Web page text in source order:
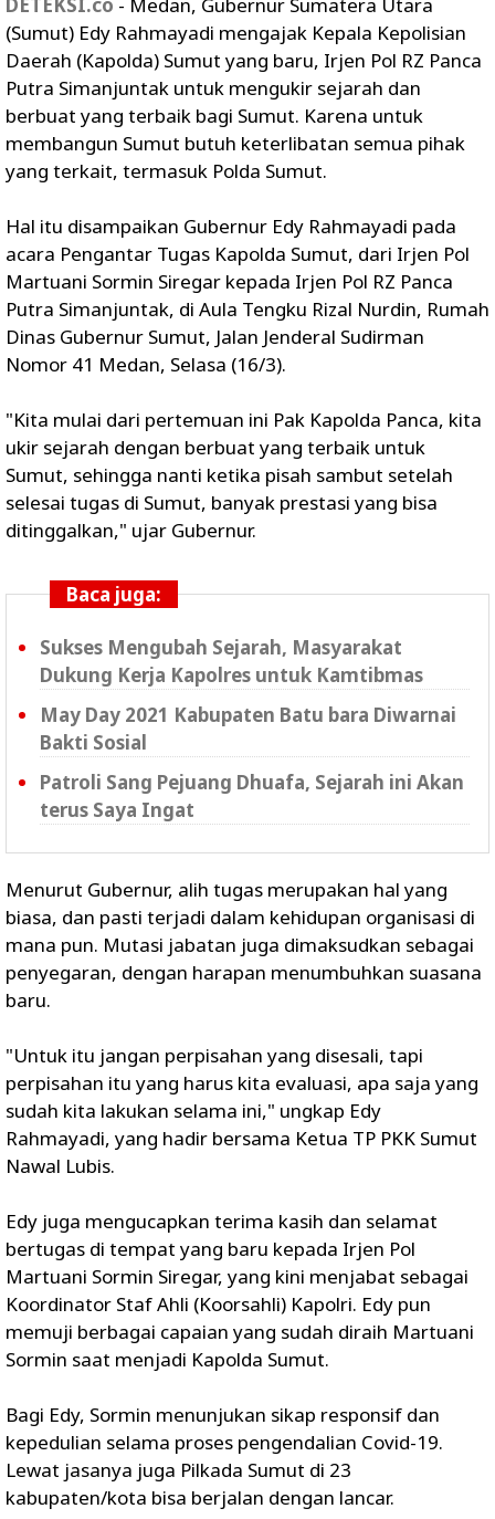
(Sumut) Edy Rahmayadi mengajak Kepala Kepolisian
Daerah (Kapolda) Sumut yang baru, Irjen Pol RZ Panca
Putra Simanjuntak untuk mengukir sejarah dan
berbuat yang terbaik bagi Sumut. Karena untuk
membangun Sumut butuh keterlibatan semua pihak
yang terkait, termasuk Polda Sumut.
Hal itu disampaikan Gubernur Edy Rahmayadi pada
acara Pengantar Tugas Kapolda Sumut, dari Irjen Pol
Martuani Sormin Siregar kepada Irjen Pol RZ Panca
Putra Simanjuntak, di Aula Tengku Rizal Nurdin, Rumah
Dinas Gubernur Sumut, Jalan Jenderal Sudirman
Nomor 41 Medan, Selasa (16/3).
"Kita mulai dari pertemuan ini Pak Kapolda Panca, kita
ukir sejarah dengan berbuat yang terbaik untuk
Sumut, sehingga nanti ketika pisah sambut setelah
selesai tugas di Sumut, banyak prestasi yang bisa
ditinggalkan," ujar Gubernur.
Baca juga:
Sukses Mengubah Sejarah, Masyarakat
Dukung Kerja Kapolres untuk Kamtibmas
May Day 2021 Kabupaten Batu bara Diwarnai
Bakti Sosial
Patroli Sang Pejuang Dhuafa, Sejarah ini Akan
terus Saya Ingat
Menurut Gubernur, alih tugas merupakan hal yang
biasa, dan pasti terjadi dalam kehidupan organisasi di
mana pun. Mutasi jabatan juga dimaksudkan sebagai
penyegaran, dengan harapan menumbuhkan suasana
baru.
"Untuk itu jangan perpisahan yang disesali, tapi
perpisahan itu yang harus kita evaluasi, apa saja yang
sudah kita lakukan selama ini," ungkap Edy
Rahmayadi, yang hadir bersama Ketua TP PKK Sumut
Nawal Lubis.
Edy juga mengucapkan terima kasih dan selamat
bertugas di tempat yang baru kepada Irjen Pol
Martuani Sormin Siregar, yang kini menjabat sebagai
Koordinator Staf Ahli (Koorsahli) Kapolri. Edy pun
memuji berbagai capaian yang sudah diraih Martuani
Sormin saat menjadi Kapolda Sumut.
Bagi Edy, Sormin menunjukan sikap responsif dan
kepedulian selama proses pengendalian Covid-19.
Lewat jasanya juga Pilkada Sumut di 23
kabupaten/kota bisa berjalan dengan lancar.